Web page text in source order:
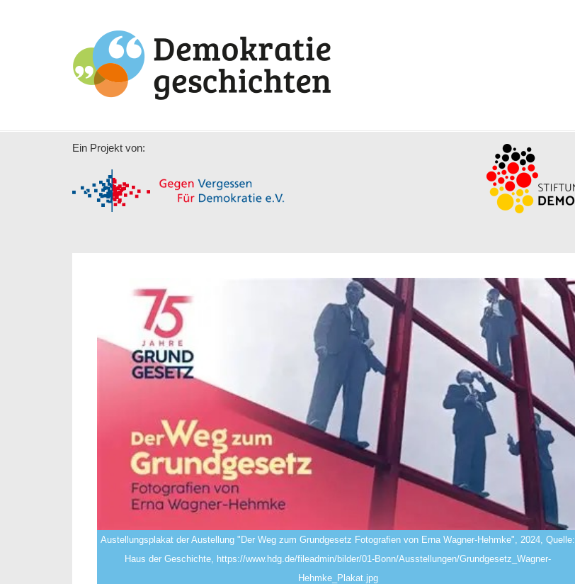
Ein Projekt von:
Austellungsplakat der Austellung "Der Weg zum Grundgesetz Fotografien von Erna Wagner-Hehmke", 2024, Quelle:
Haus der Geschichte, https://www.hdg.de/fileadmin/bilder/01-Bonn/Ausstellungen/Grundgesetz_Wagner-
Hehmke_Plakat.jpg